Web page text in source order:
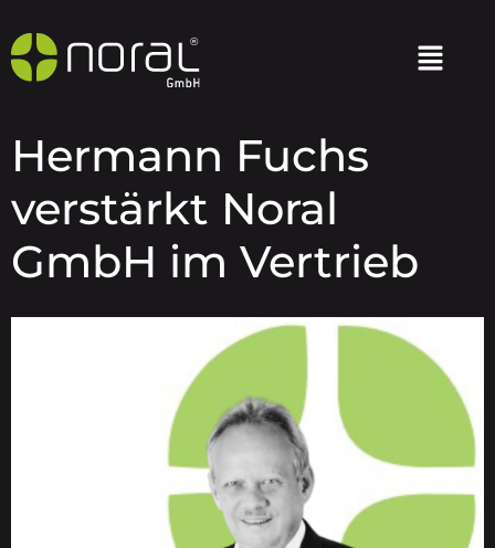
Hermann Fuchs
verstärkt Noral
GmbH im Vertrieb